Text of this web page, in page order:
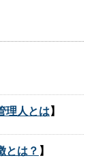
理人とは 】
とは？ 】